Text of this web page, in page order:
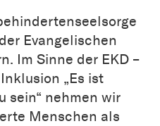
Evangelischen
Im Sinne der EKD –
„Es ist
sein“ nehmen wir
Menschen als